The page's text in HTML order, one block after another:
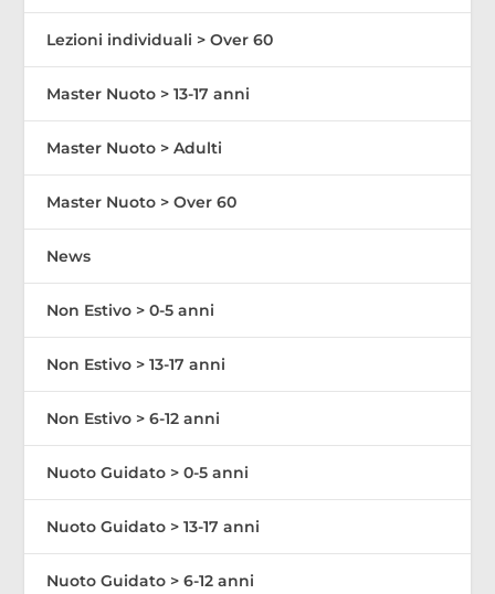
Lezioni individuali > Over 60
Master Nuoto > 13-17 anni
Master Nuoto > Adulti
Master Nuoto > Over 60
News
Non Estivo > 0-5 anni
Non Estivo > 13-17 anni
Non Estivo > 6-12 anni
Nuoto Guidato > 0-5 anni
Nuoto Guidato > 13-17 anni
Nuoto Guidato > 6-12 anni